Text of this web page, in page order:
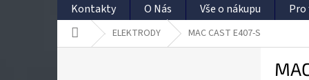
Kontakty O Nás Vše o nákupu
Domů ELEKTRODY MAC CAST E407-S